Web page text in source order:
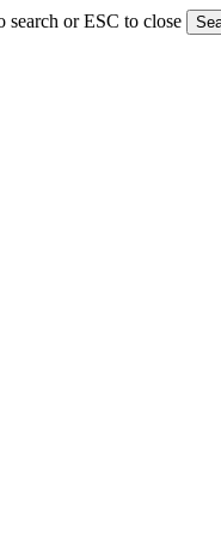
search or ESC to close